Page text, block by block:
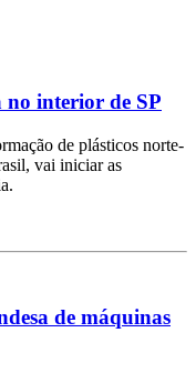
interior de SP
de plásticos norte-
vai iniciar as
de máquinas